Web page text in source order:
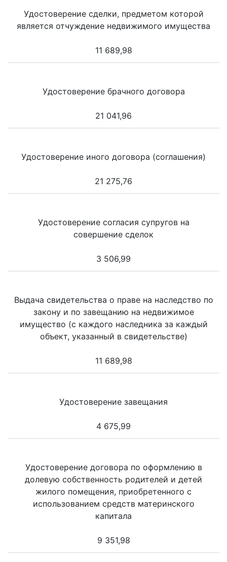
Удостоверение сделки, предметом которой
является отчуждение недвижимого имущества
11 689,98
Удостоверение брачного договора
21 041,96
Удостоверение иного договора (соглашения)
21 275,76
Удостоверение согласия супругов на
совершение сделок
3 506,99
Выдача свидетельства о праве на наследство по
закону и по завещанию на недвижимое
имущество (с каждого наследника за каждый
объект, указанный в свидетельстве)
11 689,98
Удостоверение завещания
4 675,99
Удостоверение договора по оформлению в
долевую собственность родителей и детей
жилого помещения, приобретенного с
использованием средств материнского
капитала
9 351,98